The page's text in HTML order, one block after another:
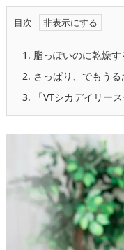
目次
1. 脂っぽいのに乾燥す
2. さっぱり、でもう
3. 「VTシカデイリー